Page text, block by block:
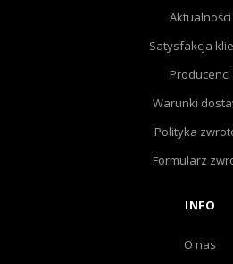
Aktualności
Satysfakcja
Producenci
Warunki
Polityka
Formularz
INFO
O nas